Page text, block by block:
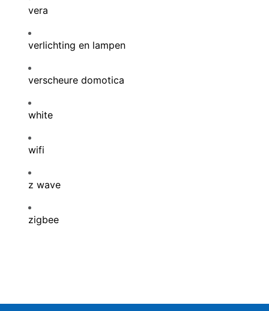
vera
verlichting en lampen
verscheure domotica
white
wifi
z wave
zigbee